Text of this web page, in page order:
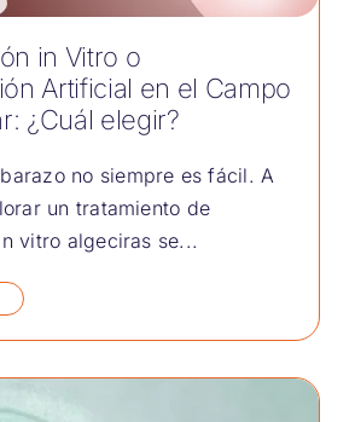
in Vitro o
Artificial en el Campo
¿Cuál elegir?
no siempre es fácil. A
un tratamiento de
vitro algeciras se...